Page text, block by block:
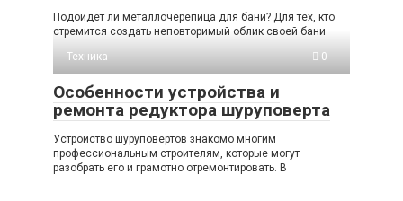
Подойдет ли металлочерепица для бани? Для тех, кто
стремится создать неповторимый облик своей бани
Техника
0
Особенности устройства и
ремонта редуктора шуруповерта
Устройство шуруповертов знакомо многим
профессиональным строителям, которые могут
разобрать его и грамотно отремонтировать. В